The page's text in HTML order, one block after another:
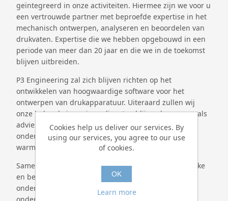
geïntegreerd in onze activiteiten. Hiermee zijn we voor u
een vertrouwde partner met beproefde expertise in het
mechanisch ontwerpen, analyseren en beoordelen van
drukvaten. Expertise die we hebben opgebouwd in een
periode van meer dan 20 jaar en die we in de toekomst
blijven uitbreiden.
P3 Engineering zal zich blijven richten op het
ontwikkelen van hoogwaardige software voor het
ontwerpen van drukapparatuur. Uiteraard zullen wij
onze bekende ingenieursdiensten blijven leveren, zoals
advies met betrekking tot keuringsinstanties en
ondersteuning bij de berekening van kolommen,
warmtewisselaars en andere soorten drukvaten.
Samen met onze klanten streven wij naar toegankelijke
en betrouwbare software om de productie, het
onderhoud en de inspectie van drukapparatuur of
Cookies help us deliver our services. By
using our services, you agree to our use
of cookies.
OK
Learn more